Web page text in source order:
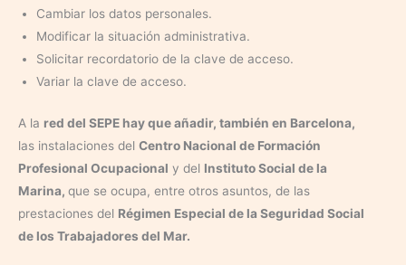
Cambiar los datos personales.
Modificar la situación administrativa.
Solicitar recordatorio de la clave de acceso.
Variar la clave de acceso.
A la red del SEPE hay que añadir, también en Barcelona,
las instalaciones del Centro Nacional de Formación
Profesional Ocupacional y del Instituto Social de la
Marina, que se ocupa, entre otros asuntos, de las
prestaciones del Régimen Especial de la Seguridad Social
de los Trabajadores del Mar.